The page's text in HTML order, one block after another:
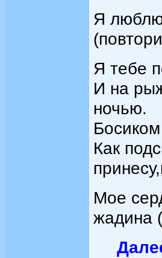
Я
Я тебе
И на
ночью.
Как
Мое
жадина